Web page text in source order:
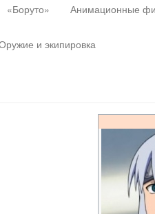
«Боруто» Анимационные
и экипировка